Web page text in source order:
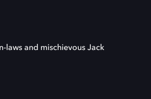
laws and mischievous Jack